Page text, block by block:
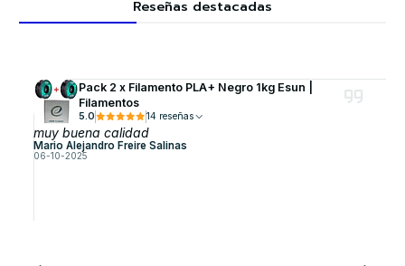
Reseñas destacadas
Pack 2 x Filamento PLA+ Negro 1kg Esun |
Filamentos
5.0 14 reseñas
muy buena calidad
Mario Alejandro Freire Salinas
06-10-2025